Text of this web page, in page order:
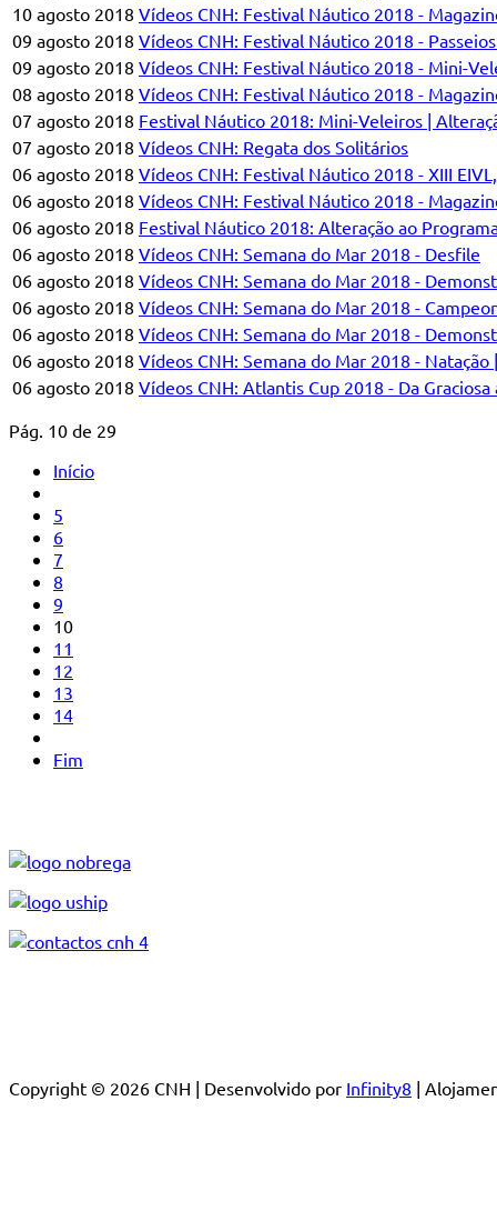
10 agosto 2018 Vídeos CNH: Festival Náutico 2018 -
09 agosto 2018 Vídeos CNH: Festival Náutico 2018 -
09 agosto 2018 Vídeos CNH: Festival Náutico 2018 - Mini-
08 agosto 2018 Vídeos CNH: Festival Náutico 2018 -
07 agosto 2018 Festival Náutico 2018: Mini-Veleiros |
07 agosto 2018 Vídeos CNH: Regata dos Solitários
06 agosto 2018 Vídeos CNH: Festival Náutico 2018 - XIII
06 agosto 2018 Vídeos CNH: Festival Náutico 2018 -
06 agosto 2018 Festival Náutico 2018: Alteração ao
06 agosto 2018 Vídeos CNH: Semana do Mar 2018 - Desfile
06 agosto 2018 Vídeos CNH: Semana do Mar 2018 -
06 agosto 2018 Vídeos CNH: Semana do Mar 2018 -
06 agosto 2018 Vídeos CNH: Semana do Mar 2018 -
06 agosto 2018 Vídeos CNH: Semana do Mar 2018 - Natação
06 agosto 2018 Vídeos CNH: Atlantis Cup 2018 - Da Graciosa
Pág. 10 de 29
Início
5
6
7
8
9
10
11
12
13
14
Fim
Copyright © 2026 CNH | Desenvolvido por Infinity8 |